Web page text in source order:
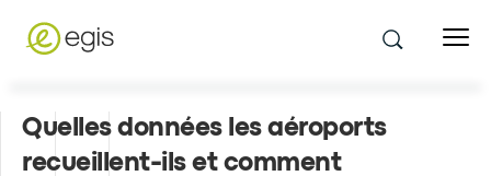
Quelles données les aéroports
recueillent-ils et comment